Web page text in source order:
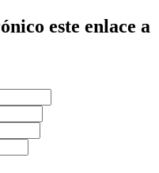
este enlace a